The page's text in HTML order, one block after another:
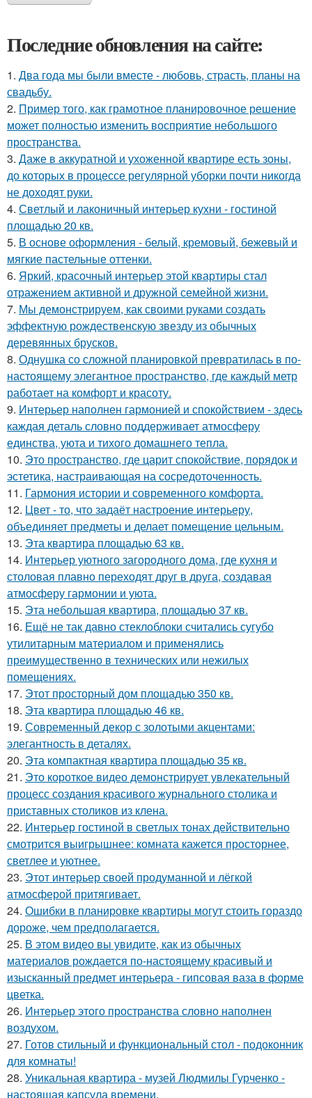
Последние обновления на сайте:
1. Два года мы были вместе - любовь, страсть, планы на
свадьбу.
2. Пример того, как грамотное планировочное решение
может полностью изменить восприятие небольшого
пространства.
3. Даже в аккуратной и ухоженной квартире есть зоны,
до которых в процессе регулярной уборки почти никогда
не доходят руки.
4. Светлый и лаконичный интерьер кухни - гостиной
площадью 20 кв.
5. В основе оформления - белый, кремовый, бежевый и
мягкие пастельные оттенки.
6. Яркий, красочный интерьер этой квартиры стал
отражением активной и дружной семейной жизни.
7. Мы демонстрируем, как своими руками создать
эффектную рождественскую звезду из обычных
деревянных брусков.
8. Однушка со сложной планировкой превратилась в по-
настоящему элегантное пространство, где каждый метр
работает на комфорт и красоту.
9. Интерьер наполнен гармонией и спокойствием - здесь
каждая деталь словно поддерживает атмосферу
единства, уюта и тихого домашнего тепла.
10. Это пространство, где царит спокойствие, порядок и
эстетика, настраивающая на сосредоточенность.
11. Гармония истории и современного комфорта.
12. Цвет - то, что задаёт настроение интерьеру,
объединяет предметы и делает помещение цельным.
13. Эта квартира площадью 63 кв.
14. Интерьер уютного загородного дома, где кухня и
столовая плавно переходят друг в друга, создавая
атмосферу гармонии и уюта.
15. Эта небольшая квартира, площадью 37 кв.
16. Ещё не так давно стеклоблоки считались сугубо
утилитарным материалом и применялись
преимущественно в технических или нежилых
помещениях.
17. Этот просторный дом площадью 350 кв.
18. Эта квартира площадью 46 кв.
19. Современный декор с золотыми акцентами:
элегантность в деталях.
20. Эта компактная квартира площадью 35 кв.
21. Это короткое видео демонстрирует увлекательный
процесс создания красивого журнального столика и
приставных столиков из клена.
22. Интерьер гостиной в светлых тонах действительно
смотрится выигрышнее: комната кажется просторнее,
светлее и уютнее.
23. Этот интерьер своей продуманной и лёгкой
атмосферой притягивает.
24. Ошибки в планировке квартиры могут стоить гораздо
дороже, чем предполагается.
25. В этом видео вы увидите, как из обычных
материалов рождается по-настоящему красивый и
изысканный предмет интерьера - гипсовая ваза в форме
цветка.
26. Интерьер этого пространства словно наполнен
воздухом.
27. Готов стильный и функциональный стол - подоконник
для комнаты!
28. Уникальная квартира - музей Людмилы Гурченко -
настоящая капсула времени.